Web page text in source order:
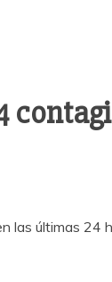
las últimas 24